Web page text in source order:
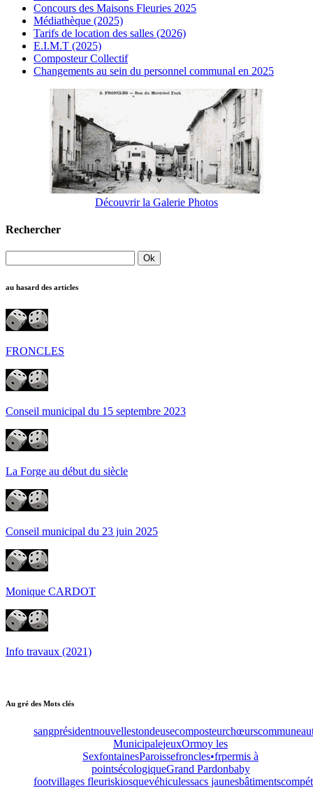
Concours des Maisons Fleuries 2025
Médiathèque (2025)
Tarifs de location des salles (2026)
E.I.M.T (2025)
Composteur Collectif
Changements au sein du personnel communal en 2025
Découvrir la Galerie Photos
Rechercher
au hasard des articles
FRONCLES
Conseil municipal du 15 septembre 2023
La Forge au début du siècle
Conseil municipal du 23 juin 2025
Monique CARDOT
Info travaux (2021)
Au gré des Mots clés
sangprésidentnouvellestondeusecomposteurchœurscommune
MunicipalejeuxOrmoy les
SexfontainesParoissefroncles•frpermis à
pointsécologiqueGrand Pardonbaby
footvillages fleuriskiosquevéhiculessacs jaunesbâtiments